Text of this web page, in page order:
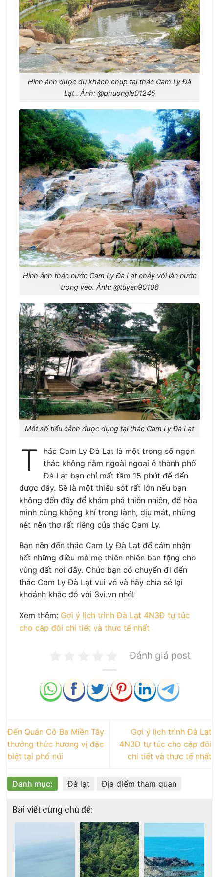
Hình ảnh được du khách chụp tại thác Cam Ly Đà
Lạt . Ảnh: @phuongle01245
Hình ảnh thác nước Cam Ly Đà Lạt chảy với làn nước
trong veo. Ảnh: @tuyen90106
Một số tiểu cảnh được dựng tại thác Cam Ly Đà Lạt
T
hác Cam Ly Đà Lạt là một trong số ngọn
thác không nằm ngoài ngoại ô thành phố
Đà Lạt bạn chỉ mất tầm 15 phút để đến
được đây. Sẽ là một thiếu sót rất lớn nếu bạn
không đến đây để khám phá thiên nhiên, để hòa
mình cùng không khí trong lành, dịu mát, những
nét nên thơ rất riêng của thác Cam Ly.
Bạn nên đến thác Cam Ly Đà Lạt để cảm nhận
hết những điều mà mẹ thiên nhiên ban tặng cho
vùng đất nơi đây. Chúc bạn có chuyến đi đến
thác Cam Ly Đà Lạt vui vẻ và hãy chia sẻ lại
khoảnh khắc đó với 3vi.vn nhé!
Xem thêm: Gợi ý lịch trình Đà Lạt 4N3Đ tự túc
cho cặp đôi chi tiết và thực tế nhất
Đánh giá post
Đến Quán Cô Ba Miền Tây
thưởng thức hương vị đặc
biệt tại phố núi
Gợi ý lịch trình Đà Lạt
4N3Đ tự túc cho cặp đôi
chi tiết và thực tế nhất
Danh mục: Đà lạt Địa điểm tham quan
Bài viết cùng chủ đề: